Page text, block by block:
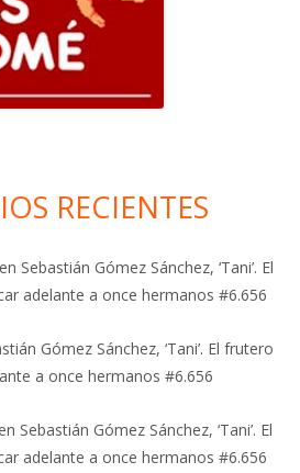
RECIENTES
en Sebastián Gómez Sánchez, ‘Tani’. El
adelante a once hermanos #6.656
Gómez Sánchez, ‘Tani’. El frutero
a once hermanos #6.656
en Sebastián Gómez Sánchez, ‘Tani’. El
adelante a once hermanos #6.656